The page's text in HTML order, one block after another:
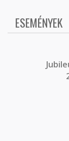
ESEMÉNYEK
J